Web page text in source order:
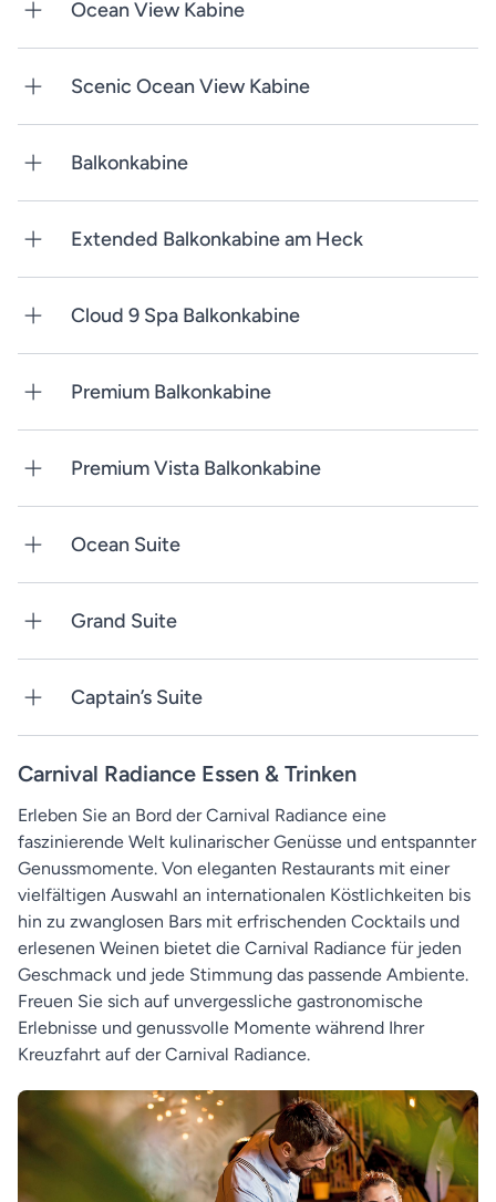
Ocean View Kabine
Scenic Ocean View Kabine
Balkonkabine
Extended Balkonkabine am Heck
Cloud 9 Spa Balkonkabine
Premium Balkonkabine
Premium Vista Balkonkabine
Ocean Suite
Grand Suite
Captain’s Suite
Carnival Radiance Essen & Trinken
Erleben Sie an Bord der Carnival Radiance eine
faszinierende Welt kulinarischer Genüsse und entspannter
Genussmomente. Von eleganten Restaurants mit einer
vielfältigen Auswahl an internationalen Köstlichkeiten bis
hin zu zwanglosen Bars mit erfrischenden Cocktails und
erlesenen Weinen bietet die Carnival Radiance für jeden
Geschmack und jede Stimmung das passende Ambiente.
Freuen Sie sich auf unvergessliche gastronomische
Erlebnisse und genussvolle Momente während Ihrer
Kreuzfahrt auf der Carnival Radiance.